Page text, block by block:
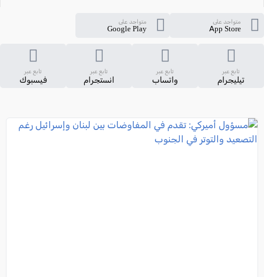
متواجد على
App Store
متواجد على
Google Play
تابع عبر
تيليجرام
تابع عبر
واتساب
تابع عبر
انستجرام
تابع عبر
فيسبوك